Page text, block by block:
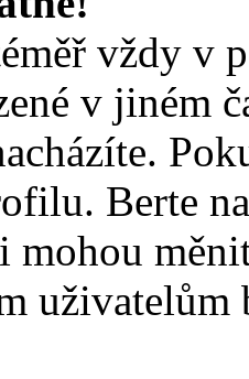
vždy v
v jiném
Berte
mohou
uživatelům